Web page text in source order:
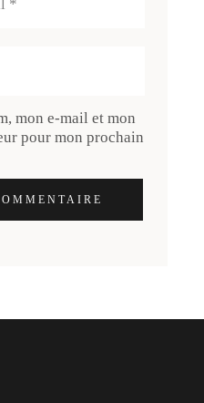
mon e-mail et mon
pour mon prochain